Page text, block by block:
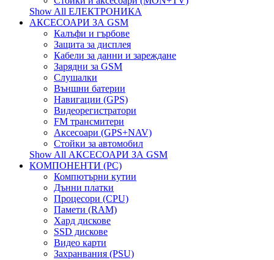
Show All ЕЛЕКТРОНИКА
АКСЕСОАРИ ЗА GSM
Калъфи и гърбове
Защита за дисплея
Кабели за данни и зареждане
Зарядни за GSM
Слушалки
Външни батерии
Навигации (GPS)
Видеорегистратори
FM трансмитери
Аксесоари (GPS+NAV)
Стойки за автомобил
Show All АКСЕСОАРИ ЗА GSM
КОМПОНЕНТИ (PC)
Компютърни кутии
Дънни платки
Процесори (CPU)
Памети (RAM)
Хард дискове
SSD дискове
Видео карти
Захранвания (PSU)